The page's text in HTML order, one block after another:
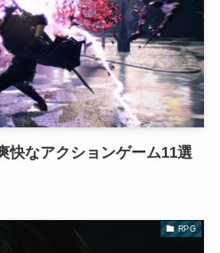
快なアクションゲーム11選
RPG